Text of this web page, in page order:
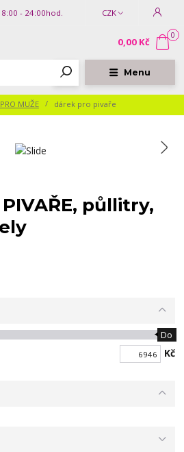
Menu
CZK
- 24:00hod.
0
0,00 Kč
MUŽE dárek pro pivaře
PIVAŘE, půllitry,
Do
Kč